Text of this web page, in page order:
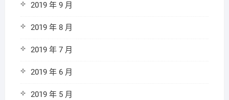
2019 年 9 月
2019 年 8 月
2019 年 7 月
2019 年 6 月
2019 年 5 月